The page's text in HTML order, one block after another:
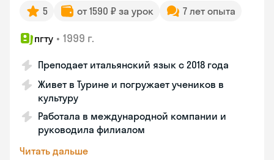
5 от 1590 ₽ за урок 7 лет опыта
пгту • 1999 г.
Преподает итальянский язык с 2018 года
Живет в Турине и погружает учеников в
культуру
Работала в международной компании и
руководила филиалом
Читать дальше